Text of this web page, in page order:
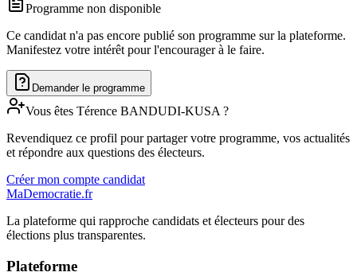
Programme non disponible
Ce candidat n'a pas encore publié son programme sur la plateforme.
Manifestez votre intérêt pour l'encourager à le faire.
Demander le programme
Vous êtes Térence BANDUDI-KUSA ?
Revendiquez ce profil pour partager votre programme, vos actualités
et répondre aux questions des électeurs.
Créer mon compte candidat
MaDemocratie.fr
La plateforme qui rapproche candidats et électeurs pour des
élections plus transparentes.
Plateforme